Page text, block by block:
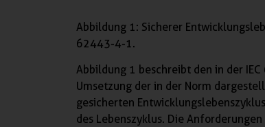
Abbildung 1: Sicherer
62443-4-1.
Abbildung 1 beschreibt den in der
Umsetzung der in der Norm
gesicherten
des Lebenszyklus. Die